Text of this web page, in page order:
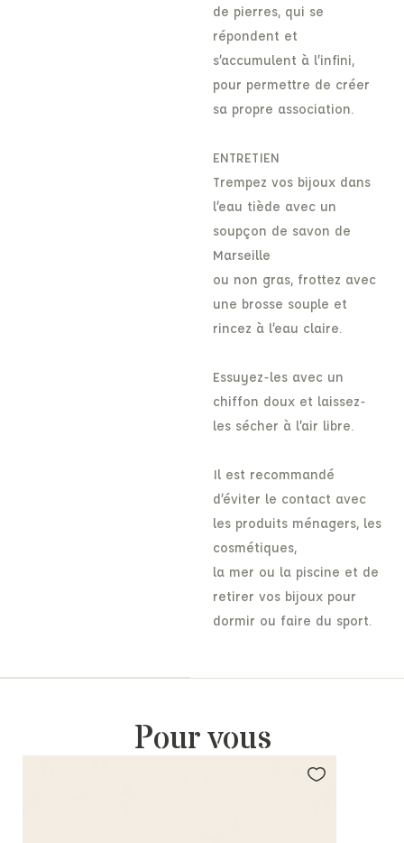
de pierres, qui se
répondent et
s’accumulent à l’infini,
pour permettre de créer
sa propre association.
ENTRETIEN
Trempez vos bijoux dans
l’eau tiède avec un
soupçon de savon de
Marseille
ou non gras, frottez avec
une brosse souple et
rincez à l’eau claire.
Essuyez-les avec un
chiffon doux et laissez-
les sécher à l’air libre.
Il est recommandé
d’éviter le contact avec
les produits ménagers, les
cosmétiques,
la mer ou la piscine et de
retirer vos bijoux pour
dormir ou faire du sport.
Pour vous